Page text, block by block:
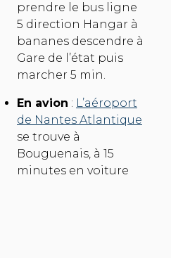
prendre le bus ligne
5 direction Hangar à
bananes descendre à
Gare de l’état puis
marcher 5 min.
En avion : L’aéroport
de Nantes Atlantique
se trouve à
Bouguenais, à 15
minutes en voiture